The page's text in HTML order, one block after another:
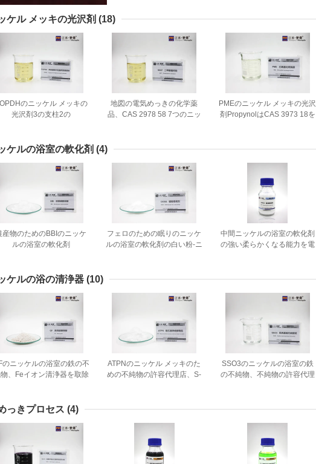
ケル メッキの光沢剤 (18)
のニッケル メッキの
光沢剤3の支柱2の
地図の電気めっきの化学薬
品、CAS 2978 58 7つのニッ
PMEのニッケル メッキの光沢
剤PropynolはCAS 3973 18を
ケルの浴室の軟化剤 (4)
産物のためのBBIのニッケ
ルの浴室の軟化剤
フェロのための眠りのニッケ
ルの浴室の軟化剤の白い粉-ニ
中間ニッケルの浴室の軟化剤
の強い柔らかくなる能力を電
ケルの浴の清浄器 (10)
のニッケルの浴室の鉄の不
、Feイオン清浄器を取除
ATPNのニッケル メッキのた
めの不純物の許容代理店、S-
浴の清浄器
SSO3のニッケルの浴室の鉄
の不純物、不純物の許容代理
っきプロセス (4)